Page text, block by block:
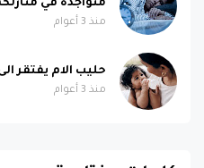
متواجدة في
منذ 3 أعوام
حليب الام يفتقر
منذ 3 أعوام